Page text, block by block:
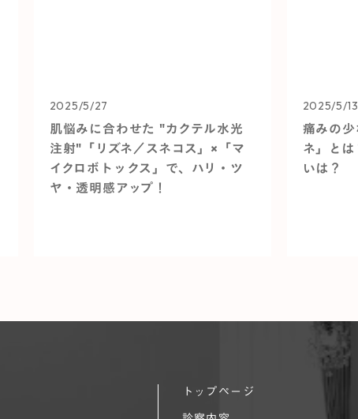
2025/5/27
肌悩みに合わせた "カクテル水光
注射"「リズネ／スネコス」×「マ
イクロボトックス」で、ハリ・ツ
ヤ・透明感アップ！
2025/5/13
痛みの
ネ」と
いは？
トップページ